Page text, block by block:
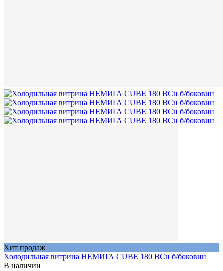
Хит продаж
Холодильная витрина НЕМИГА CUBE 180 BCн б/боковин
В наличии